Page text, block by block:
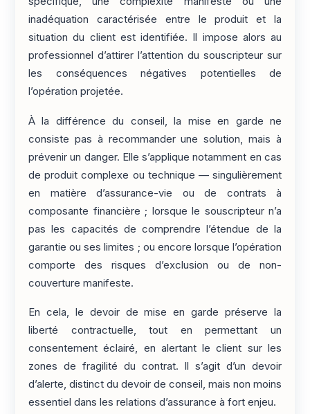
inadéquation caractérisée entre le produit et la
situation du client est identifiée. Il impose alors au
professionnel d’attirer l’attention du souscripteur sur
les conséquences négatives potentielles de
l’opération projetée.
À la différence du conseil, la mise en garde ne
consiste pas à recommander une solution, mais à
prévenir un danger. Elle s’applique notamment en cas
de produit complexe ou technique — singulièrement
en matière d’assurance-vie ou de contrats à
composante financière ; lorsque le souscripteur n’a
pas les capacités de comprendre l’étendue de la
garantie ou ses limites ; ou encore lorsque l’opération
comporte des risques d’exclusion ou de non-
couverture manifeste.
En cela, le devoir de mise en garde préserve la
liberté contractuelle, tout en permettant un
consentement éclairé, en alertant le client sur les
zones de fragilité du contrat. Il s’agit d’un devoir
d’alerte, distinct du devoir de conseil, mais non moins
essentiel dans les relations d’assurance à fort enjeu.